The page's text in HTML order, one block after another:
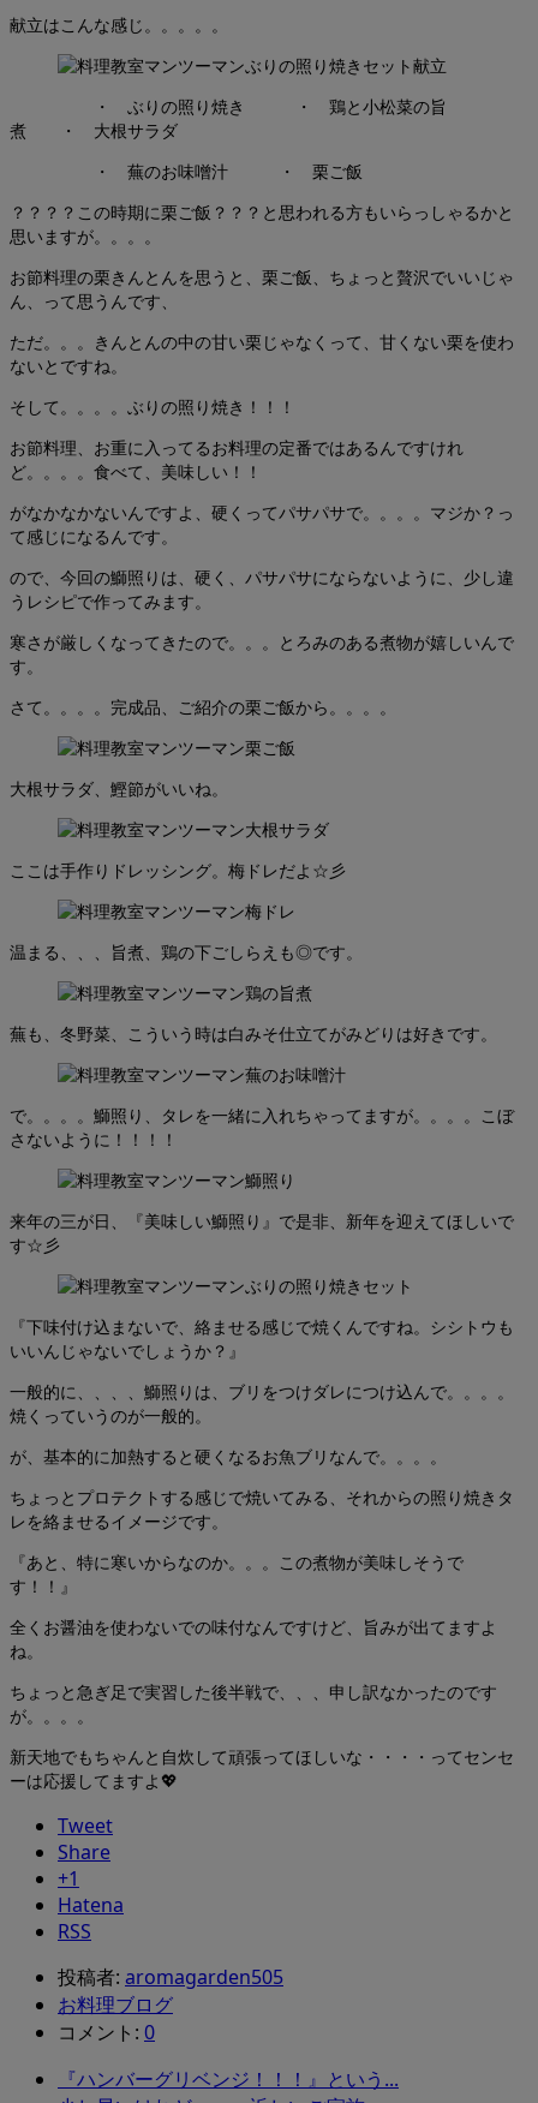
献立はこんな感じ。。。。。
・ ぶりの照り焼き ・ 鶏と小松菜の旨
煮 ・ 大根サラダ
・ 蕪のお味噌汁 ・ 栗ご飯
？？？？この時期に栗ご飯？？？と思われる方もいらっしゃるかと
思いますが。。。。
お節料理の栗きんとんを思うと、栗ご飯、ちょっと贅沢でいいじゃ
ん、って思うんです、
ただ。。。きんとんの中の甘い栗じゃなくって、甘くない栗を使わ
ないとですね。
そして。。。。ぶりの照り焼き！！！
お節料理、お重に入ってるお料理の定番ではあるんですけれ
ど。。。。食べて、美味しい！！
がなかなかないんですよ、硬くってパサパサで。。。。マジか？っ
て感じになるんです。
ので、今回の鰤照りは、硬く、パサパサにならないように、少し違
うレシピで作ってみます。
寒さが厳しくなってきたので。。。とろみのある煮物が嬉しいんで
す。
さて。。。。完成品、ご紹介の栗ご飯から。。。。
大根サラダ、鰹節がいいね。
ここは手作りドレッシング。梅ドレだよ☆彡
温まる、、、旨煮、鶏の下ごしらえも◎です。
蕪も、冬野菜、こういう時は白みそ仕立てがみどりは好きです。
で。。。。鰤照り、タレを一緒に入れちゃってますが。。。。こぼ
さないように！！！！
来年の三が日、『美味しい鰤照り』で是非、新年を迎えてほしいで
す☆彡
『下味付け込まないで、絡ませる感じで焼くんですね。シシトウも
いいんじゃないでしょうか？』
一般的に、、、、鰤照りは、ブリをつけダレにつけ込んで。。。。
焼くっていうのが一般的。
が、基本的に加熱すると硬くなるお魚ブリなんで。。。。
ちょっとプロテクトする感じで焼いてみる、それからの照り焼きタ
レを絡ませるイメージです。
『あと、特に寒いからなのか。。。この煮物が美味しそうで
す！！』
全くお醤油を使わないでの味付なんですけど、旨みが出てますよ
ね。
ちょっと急ぎ足で実習した後半戦で、、、申し訳なかったのです
が。。。。
新天地でもちゃんと自炊して頑張ってほしいな・・・・ってセンセ
ーは応援してますよ💖
Tweet
Share
+1
Hatena
RSS
投稿者: aromagarden505
お料理ブログ
コメント: 0
『ハンバーグリベンジ！！！』という...